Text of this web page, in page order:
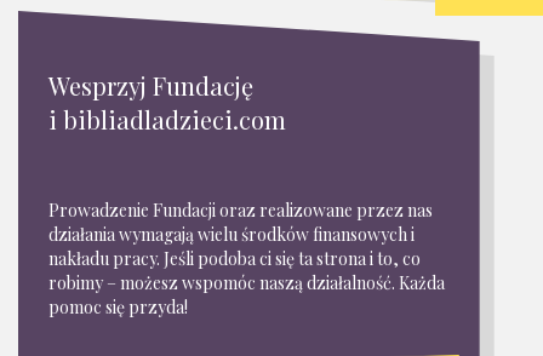
Wesprzyj Fundację
i bibliadladzieci.com
Prowadzenie Fundacji oraz realizowane przez nas
działania wymagają wielu środków finansowych i
nakładu pracy. Jeśli podoba ci się ta strona i to, co
robimy – możesz wspomóc naszą działalność. Każda
pomoc się przyda!